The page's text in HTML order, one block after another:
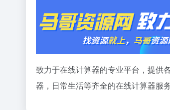
致力于在线计算器的专业平台，提供
器，日常生活等齐全的在线计算器服务